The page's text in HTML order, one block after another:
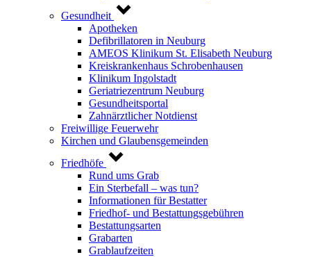
Gesundheit
Apotheken
Defibrillatoren in Neuburg
AMEOS Klinikum St. Elisabeth Neuburg
Kreiskrankenhaus Schrobenhausen
Klinikum Ingolstadt
Geriatriezentrum Neuburg
Gesundheitsportal
Zahnärztlicher Notdienst
Freiwillige Feuerwehr
Kirchen und Glaubensgemeinden
Friedhöfe
Rund ums Grab
Ein Sterbefall – was tun?
Informationen für Bestatter
Friedhof- und Bestattungsgebühren
Bestattungsarten
Grabarten
Grablaufzeiten